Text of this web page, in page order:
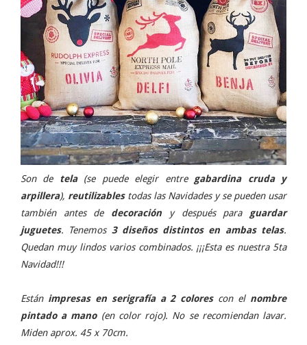
Son de tela(se puede elegir entre gabardina cruda y
arpillera), reutilizablestodas las Navidades y se pueden usar
también antes de decoración y después para guardar
juguetes. Tenemos 3 diseños distintos en ambas telas.
Quedan muy lindos varios combinados. ¡¡¡Esta es nuestra 5ta
Navidad!!!
Están impresas en serigrafía a 2 colorescon el nombre
pintado a mano(en color rojo). No se recomiendan lavar.
Miden aprox. 45 x 70cm.